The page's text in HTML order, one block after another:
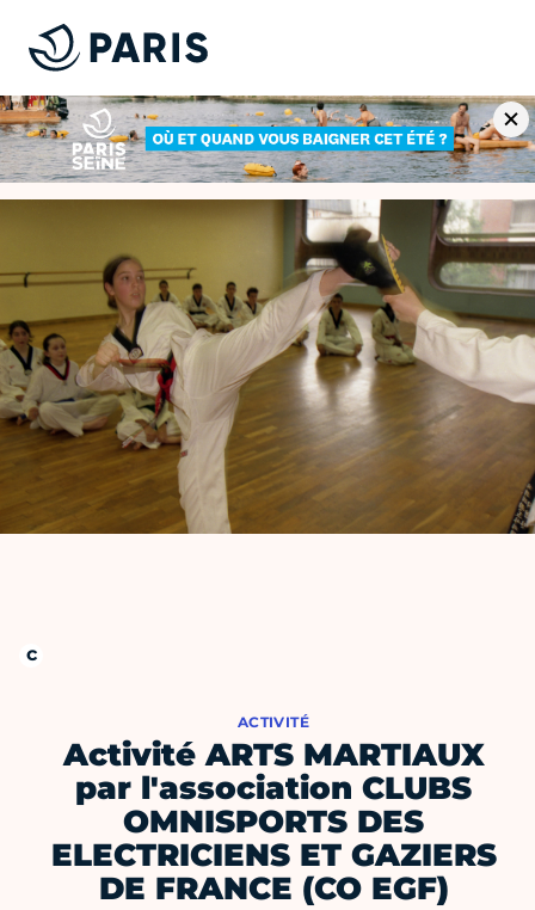
ACTIVITÉ
Activité ARTS MARTIAUX
par l'association CLUBS
OMNISPORTS DES
ELECTRICIENS ET GAZIERS
DE FRANCE (CO EGF)